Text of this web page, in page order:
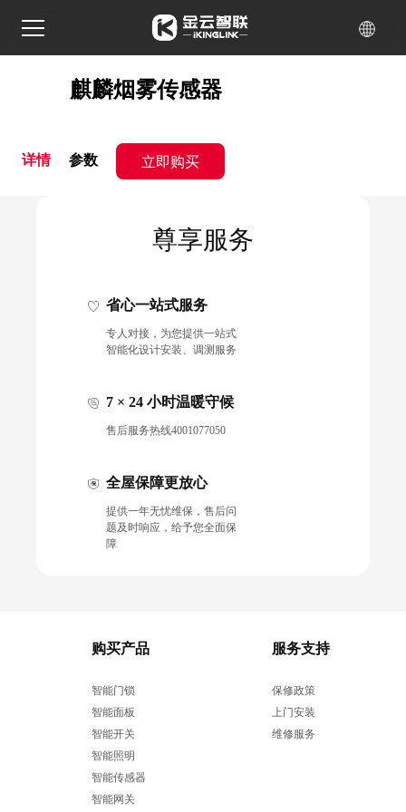
麒麟烟雾传感器
详情 参数 立即购买
尊享服务
省心一站式服务
专人对接，为您提供一站式
智能化设计安装、调测服务
7 × 24 小时温暖守候
售后服务热线4001077050
全屋保障更放心
提供一年无忧维保，售后问
题及时响应，给予您全面保
障
购买产品
智能门锁
智能面板
智能开关
智能照明
智能传感器
智能网关
服务支持
保修政策
上门安装
维修服务